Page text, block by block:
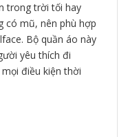
trong trời tối hay
có mũ, nên phù hợp
Bộ quần áo này
yêu thích đi
điều kiện thời